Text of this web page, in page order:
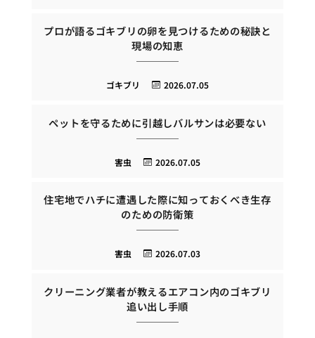
プロが語るゴキブリの卵を見つけるための秘訣と
現場の知恵
2026.07.05
ゴキブリ
ペットを守るために引越しバルサンは必要ない
2026.07.05
害虫
住宅地でハチに遭遇した際に知っておくべき生存
のための防衛策
2026.07.03
害虫
クリーニング業者が教えるエアコン内のゴキブリ
追い出し手順